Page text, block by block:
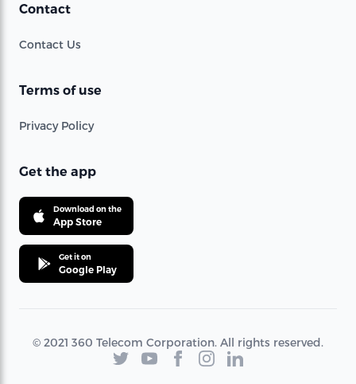
Contact
Contact Us
Terms of use
Privacy Policy
Get the app
Download on the
App Store
Get it on
Google Play
© 2021 360 Telecom Corporation. All rights reserved.